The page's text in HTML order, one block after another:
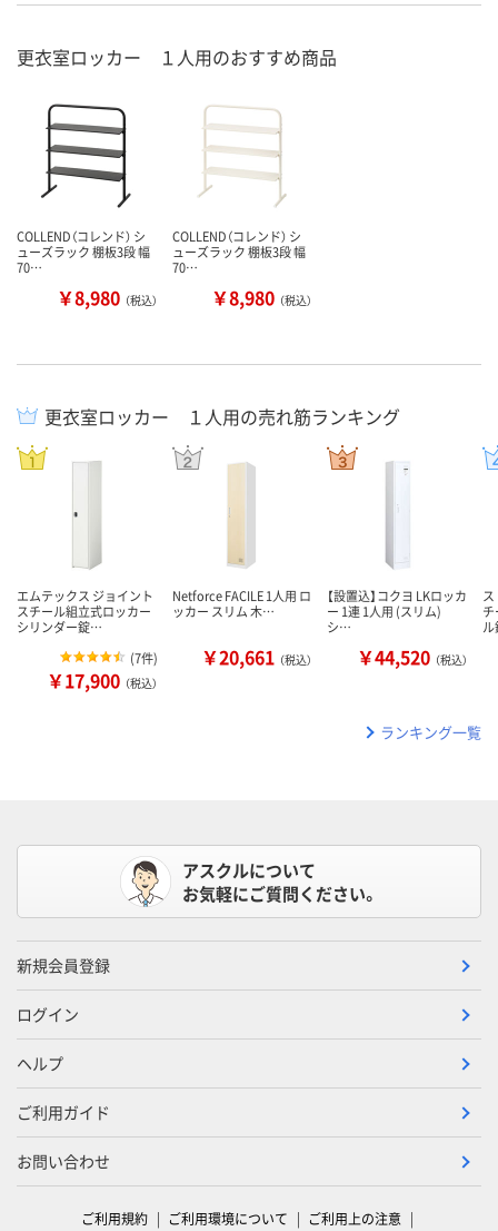
更衣室ロッカー １人用のおすすめ商品
COLLEND（コレンド） シ
ューズラック 棚板3段 幅
70…
￥8,980 （税込）
COLLEND（コレンド） シ
ューズラック 棚板3段 幅
70…
￥8,980 （税込）
更衣室ロッカー １人用の売れ筋ランキング
エムテックス ジョイント
スチール組立式ロッカー
シリンダー錠…
(7件)
￥17,900 （税込）
Netforce FACILE 1人用 ロ
ッカー スリム 木…
￥20,661 （税込）
【設置込】コクヨ LKロッカ
ー 1連 1人用 (スリム)
シ…
￥44,520 （税込）
ス
ランキング一覧
アスクルについて
お気軽にご質問ください。
新規会員登録
ログイン
ヘルプ
ご利用ガイド
お問い合わせ
ご利用規約 ご利用環境について ご利用上の注意